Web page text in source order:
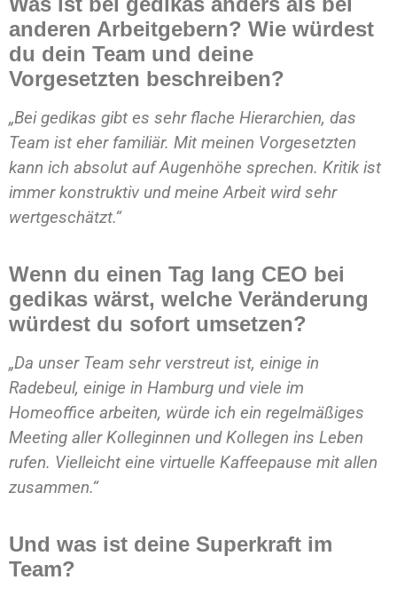
anderen Arbeitgebern? Wie würdest
du dein Team und deine
Vorgesetzten beschreiben?
„Bei gedikas gibt es sehr flache Hierarchien, das
Team ist eher familiär. Mit meinen Vorgesetzten
kann ich absolut auf Augenhöhe sprechen. Kritik ist
immer konstruktiv und meine Arbeit wird sehr
wertgeschätzt.“
Wenn du einen Tag lang CEO bei
gedikas wärst, welche Veränderung
würdest du sofort umsetzen?
„Da unser Team sehr verstreut ist, einige in
Radebeul, einige in Hamburg und viele im
Homeoffice arbeiten, würde ich ein regelmäßiges
Meeting aller Kolleginnen und Kollegen ins Leben
rufen. Vielleicht eine virtuelle Kaffeepause mit allen
zusammen.“
Und was ist deine Superkraft im
Team?